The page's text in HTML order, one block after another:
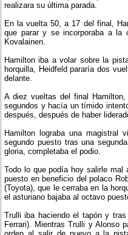
realizara su última parada.
En la vuelta 50, a 17 del final,
que parar y se incorporaba a la
Kovalainen.
Hamilton iba a volar sobre la
horquilla, Heidfeld pararía dos
delante.
A diez vueltas del final
segundos y hacía un tímido
después, después de haber
Hamilton lograba una magistral
segundo puesto tras una
gloria, completaba el podio.
Todo lo que podía hoy salirle mal
puesto en beneficio del polaco
(Toyota), que le cerraba en la
el asturiano bajaba al octavo
Trulli iba haciendo el tapón y
Ferrari). Mientras Trulli y Alonso